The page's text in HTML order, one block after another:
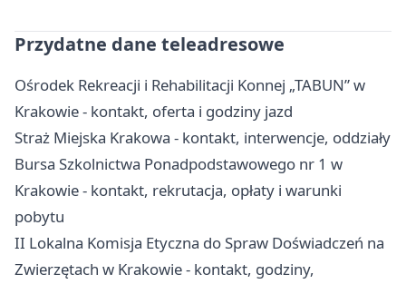
Przydatne dane teleadresowe
Ośrodek Rekreacji i Rehabilitacji Konnej „TABUN” w
Krakowie - kontakt, oferta i godziny jazd
Straż Miejska Krakowa - kontakt, interwencje, oddziały
Bursa Szkolnictwa Ponadpodstawowego nr 1 w
Krakowie - kontakt, rekrutacja, opłaty i warunki
pobytu
II Lokalna Komisja Etyczna do Spraw Doświadczeń na
Zwierzętach w Krakowie - kontakt, godziny,